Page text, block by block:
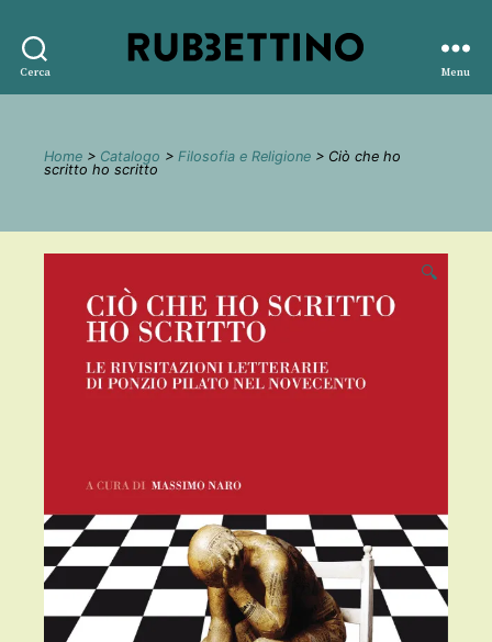
Cerca
editore
Menu
Home > Catalogo > Filosofia e Religione > Ciò che ho
scritto ho scritto
🔍